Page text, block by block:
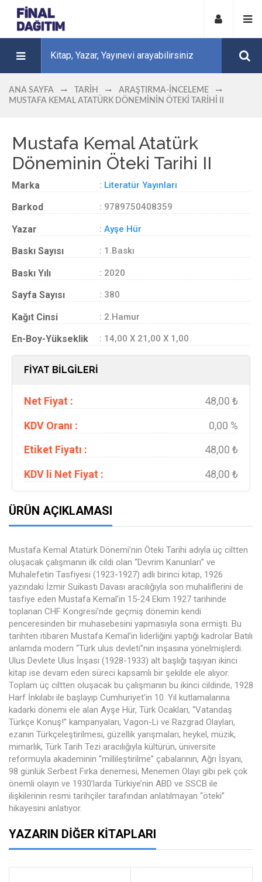
ANA SAYFA TARIH
ARAŞTIRMA-İNCELEME
MUSTAFA KEMAL ATATÜRK DÖNEMININ ÖTEKI TARIHI II
Mustafa Kemal Atatürk
Döneminin Öteki Tarihi II
Marka : Literatür Yayınları
Barkod : 9789750408359
Yazar : Ayşe Hür
Baskı Sayısı : 1.Baskı
Baskı Yılı : 2020
Sayfa Sayısı : 380
Kağıt Cinsi : 2.Hamur
En-Boy-Yükseklik : 14,00 X 21,00 X 1,00
FİYAT BİLGİLERİ
Net Fiyat :
48,00 ₺
KDV Oranı :
0,00 %
Etiket Fiyatı :
48,00 ₺
KDV li Net Fiyat :
48,00 ₺
ÜRÜN AÇIKLAMASI
Mustafa Kemal Atatürk Dönemi’nin Öteki Tarihi adıyla üç ciltten
oluşacak çalışmanın ilk cildi olan “Devrim Kanunları” ve
Muhalefetin Tasfiyesi (1923-1927) adlı birinci kitap, 1926
yazındaki İzmir Suikastı Davası aracılığıyla son muhaliflerini de
tasfiye eden Mustafa Kemal’in 15-24 Ekim 1927 tarihinde
toplanan CHF Kongresi’nde geçmiş dönemin kendi
penceresinden bir muhasebesini yapmasıyla sona ermişti. Bu
tarihten itibaren Mustafa Kemal’in liderliğini yaptığı kadrolar Batılı
anlamda modern “Türk ulus devleti”nin inşasına yönelmişlerdi.
Ulus Devlete Ulus İnşası (1928-1933) alt başlığı taşıyan ikinci
kitap ise devam eden süreci kapsamlı bir şekilde ele alıyor.
Toplam üç ciltten oluşacak bu çalışmanın bu ikinci cildinde, 1928
Harf İnkılabı ile başlayıp Cumhuriyet’in 10. Yıl kutlamalarına
kadarki dönemi ele alan Ayşe Hür, Türk Ocakları, “Vatandaş
Türkçe Konuş!” kampanyaları, Vagon-Li ve Razgrad Olayları,
ezanın Türkçeleştirilmesi, güzellik yarışmaları, heykel, müzik,
mimarlık, Türk Tarih Tezi aracılığıyla kültürün, üniversite
reformuyla akademinin “millileştirilme” çabalarının, Ağrı İsyanı,
98 günlük Serbest Fırka denemesi, Menemen Olayı gibi pek çok
önemli olayın ve 1930’larda Türkiye’nin ABD ve SSCB ile
ilişkilerinin resmi tarihçiler tarafından anlatılmayan “öteki”
hikayesini anlatıyor.
YAZARIN DIĞER KITAPLARI